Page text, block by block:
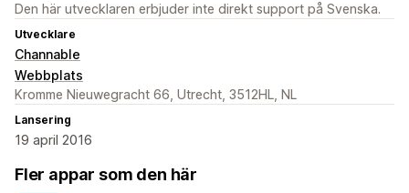
Den här utvecklaren erbjuder inte direkt support på Svenska.
Utvecklare
Channable
Webbplats
Kromme Nieuwegracht 66, Utrecht, 3512HL, NL
Lansering
19 april 2016
Fler appar som den här